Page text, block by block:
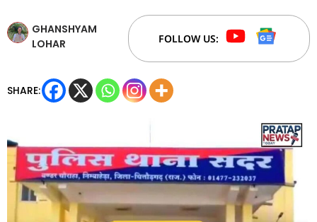
GHANSHYAM
LOHAR
FOLLOW US:
SHARE: